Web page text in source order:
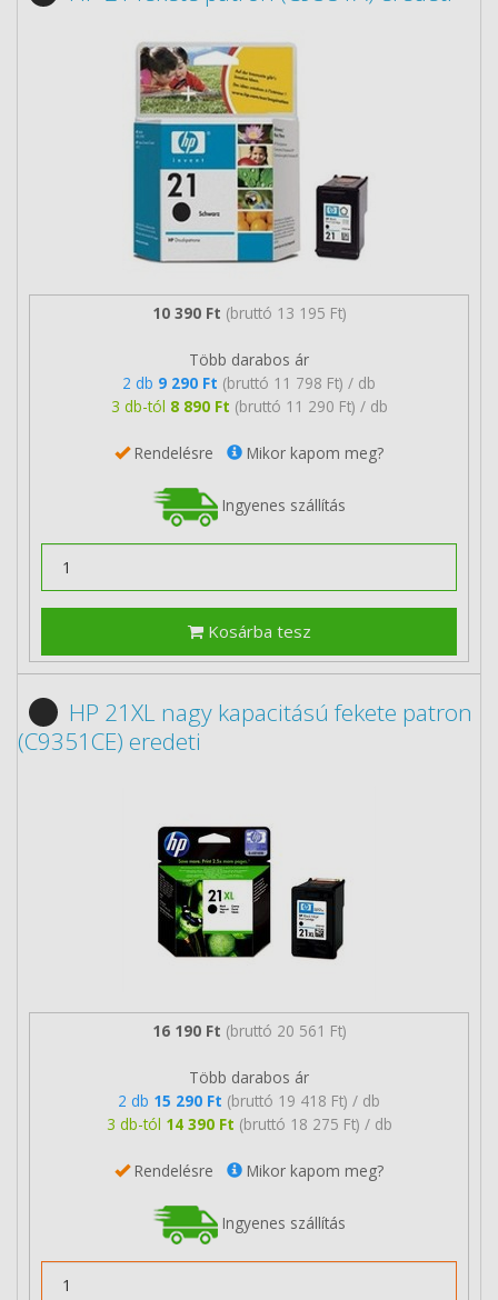
10 390 Ft (bruttó 13 195 Ft)
Több darabos ár
2 db 9 290 Ft (bruttó 11 798 Ft) / db
3 db-tól 8 890 Ft (bruttó 11 290 Ft) / db
Rendelésre Mikor kapom meg?
Ingyenes szállítás
Kosárba tesz
HP 21XL nagy kapacitású fekete patron
(C9351CE) eredeti
16 190 Ft (bruttó 20 561 Ft)
Több darabos ár
2 db 15 290 Ft (bruttó 19 418 Ft) / db
3 db-tól 14 390 Ft (bruttó 18 275 Ft) / db
Rendelésre Mikor kapom meg?
Ingyenes szállítás